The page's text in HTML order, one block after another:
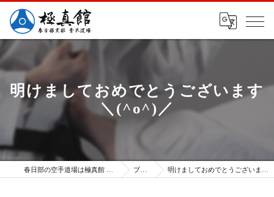
明けましておめでとうございます
＼(^o^)／
ブログ 明けましておめでとうございます＼(^o^)／